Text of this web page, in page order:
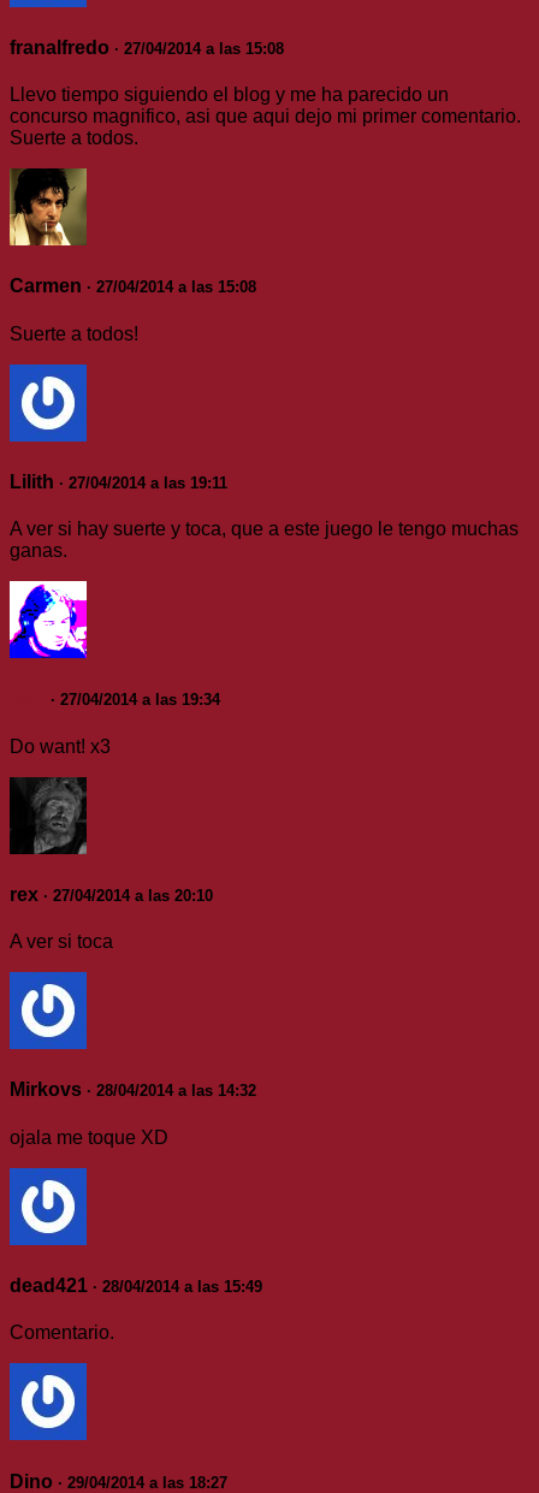
franalfredo · 27/04/2014 a las 15:08
Llevo tiempo siguiendo el blog y me ha parecido un
concurso magnifico, asi que aqui dejo mi primer comentario.
Suerte a todos.
Carmen · 27/04/2014 a las 15:08
Suerte a todos!
Lilith · 27/04/2014 a las 19:11
A ver si hay suerte y toca, que a este juego le tengo muchas
ganas.
· 27/04/2014 a las 19:34
Do want! x3
rex · 27/04/2014 a las 20:10
A ver si toca
Mirkovs · 28/04/2014 a las 14:32
ojala me toque XD
dead421 · 28/04/2014 a las 15:49
Comentario.
Dino · 29/04/2014 a las 18:27